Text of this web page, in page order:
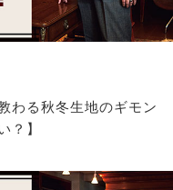
わる秋冬生地のギモン
？】